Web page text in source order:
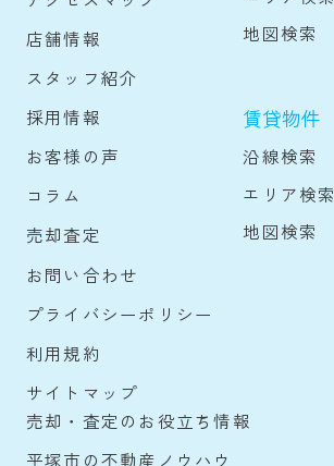
店舗情報
スタッフ紹介
採用情報
お客様の声
コラム
売却査定
お問い合わせ
プライバシーポリシー
利用規約
サイトマップ
地図検索
賃貸物件
沿線検索
エリア検索
地図検索
売却・査定のお役立ち情報
平塚市の不動産ノウハウ